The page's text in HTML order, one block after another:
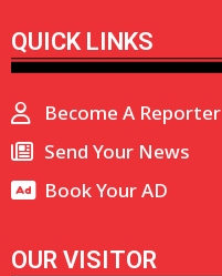
QUICK LINKS
Become A Reporter
Send Your News
Book Your AD
OUR VISITOR